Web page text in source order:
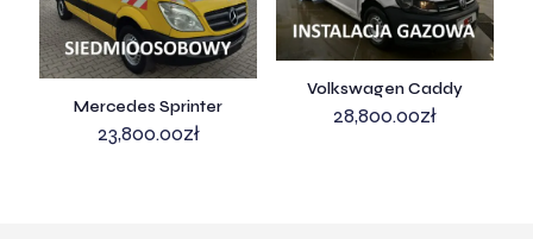
Mercedes Sprinter
23,800.00zł
Volkswagen Caddy
28,800.00zł